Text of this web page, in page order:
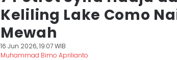
Keliling Lake Como
Mewah
16 Jun 2026, 19:07 WIB
Muhammad Bimo Aprilianto